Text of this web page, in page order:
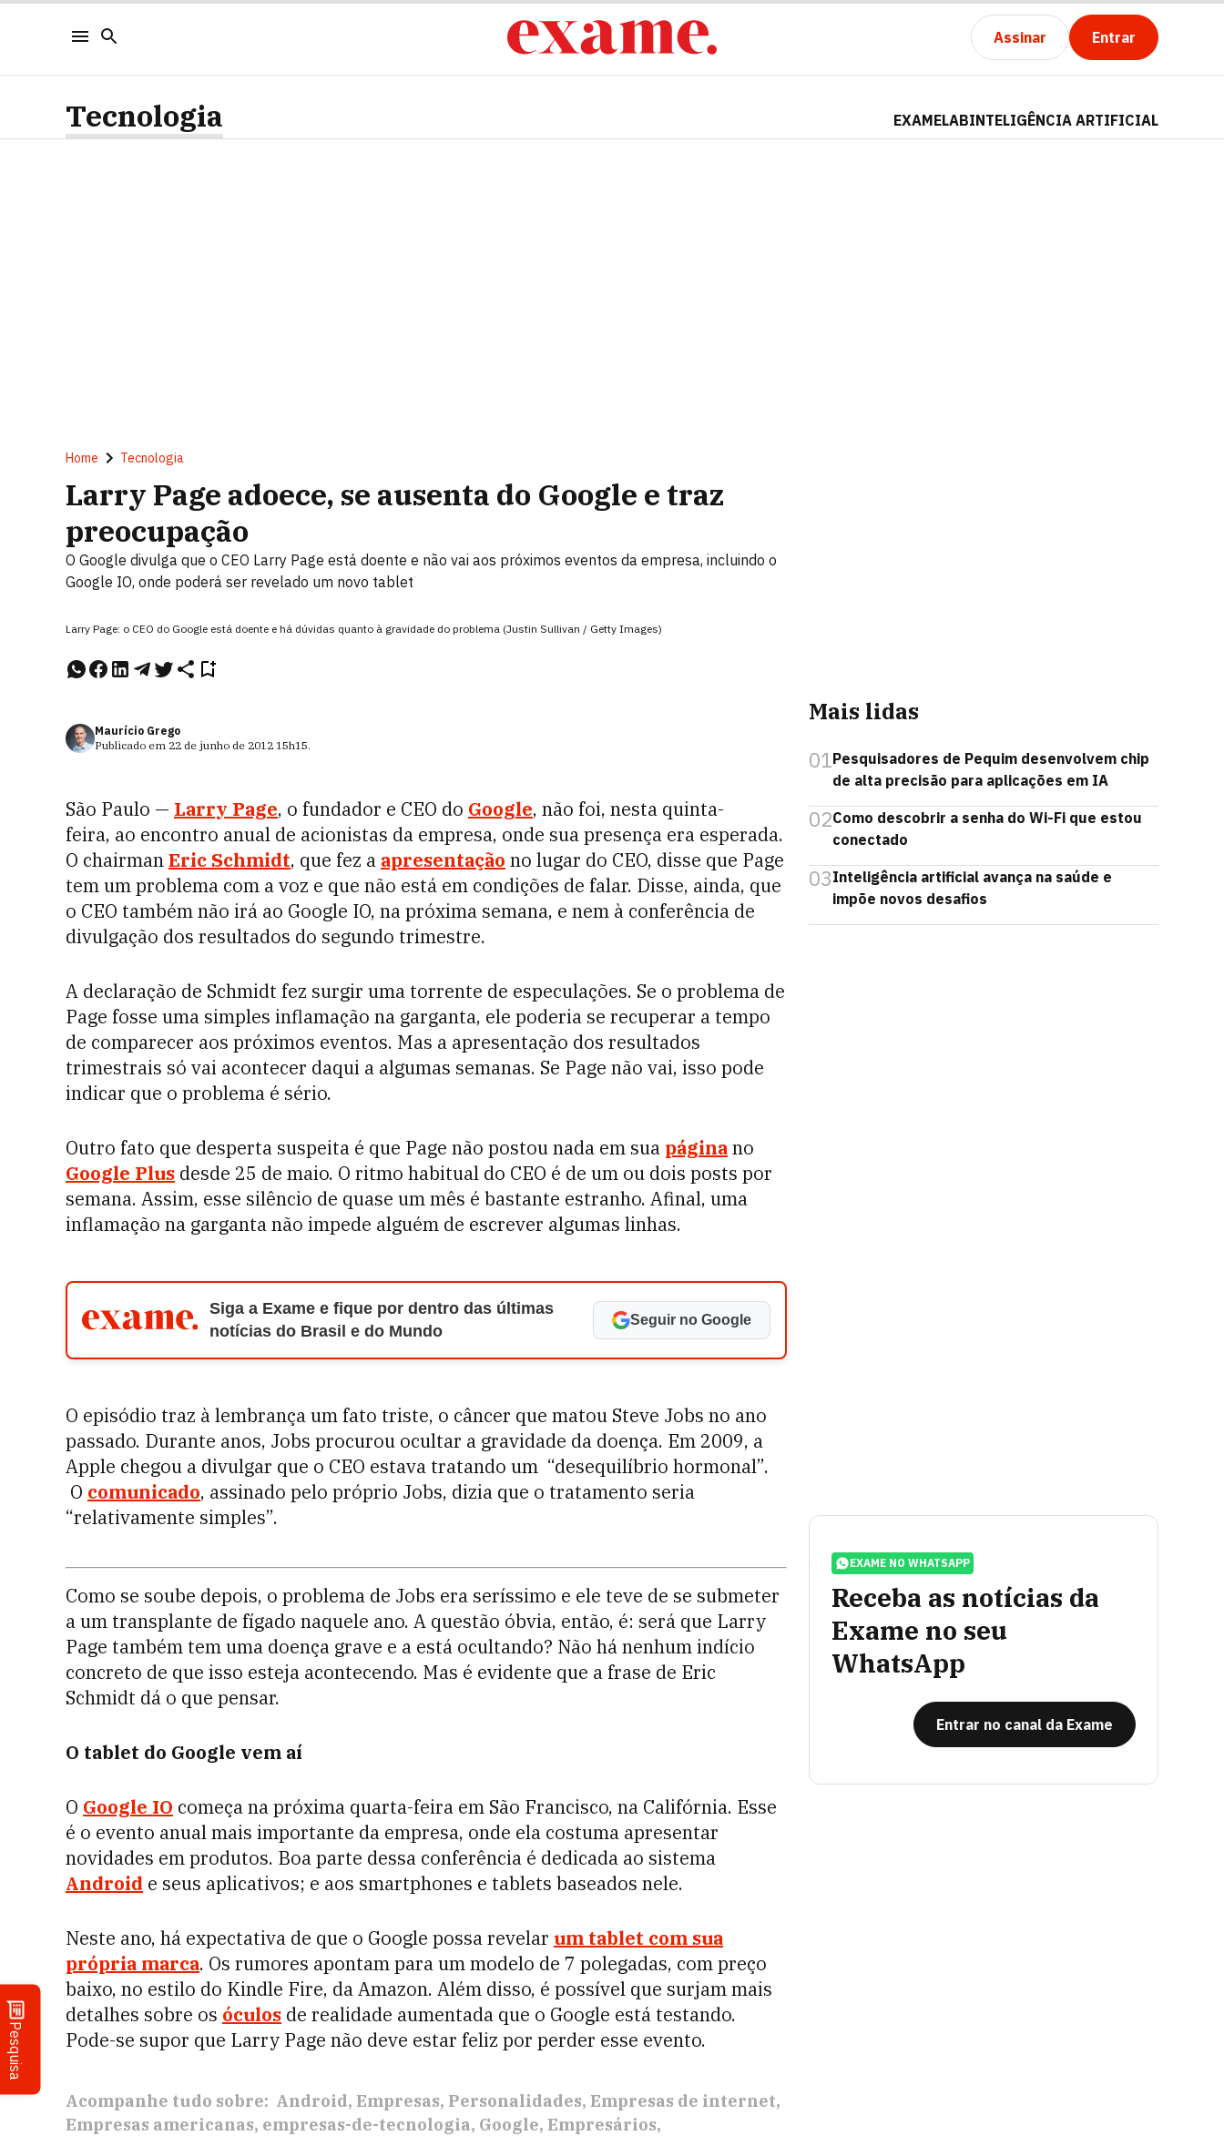
Assinar Entrar
Pesquisa
Tecnologia EXAMELABINTELIGÊNCIA ARTIFICIAL
Home Tecnologia
Larry Page adoece, se ausenta do Google e traz
preocupação
O Google divulga que o CEO Larry Page está doente e não vai aos próximos eventos da empresa, incluindo o
Google IO, onde poderá ser revelado um novo tablet
Larry Page: o CEO do Google está doente e há dúvidas quanto à gravidade do problema (Justin Sullivan / Getty Images)
Maurício Grego
Publicado em 22 de junho de 2012 15h15.
São Paulo — Larry Page, o fundador e CEO do Google, não foi, nesta quinta-
feira, ao encontro anual de acionistas da empresa, onde sua presença era esperada.
O chairmanEric Schmidt, que fez a apresentação no lugar do CEO, disse que Page
tem um problema com a voz e que não está em condições de falar. Disse, ainda, que
o CEO também não irá ao Google IO, na próxima semana, e nem à conferência de
divulgação dos resultados do segundo trimestre.
A declaração de Schmidt fez surgir uma torrente de especulações. Se o problema de
Page fosse uma simples inflamação na garganta, ele poderia se recuperar a tempo
de comparecer aos próximos eventos. Mas a apresentação dos resultados
trimestrais só vai acontecer daqui a algumas semanas. Se Page não vai, isso pode
indicar que o problema é sério.
Outro fato que desperta suspeita é que Page não postou nada em sua páginano
Google Plus desde 25 de maio. O ritmo habitual do CEO é de um ou dois posts por
semana. Assim, esse silêncio de quase um mês é bastante estranho. Afinal, uma
inflamação na garganta não impede alguém de escrever algumas linhas.
Siga a Exame e fique por dentro das últimas
notícias do Brasil e do Mundo
Seguir no Google
O episódio traz à lembrança um fato triste, o câncer que matou Steve Jobs no ano
passado. Durante anos, Jobs procurou ocultar a gravidade da doença. Em 2009, a
Apple chegou a divulgar que o CEO estava tratando um “desequilíbrio hormonal”.
O comunicado, assinado pelo próprio Jobs, dizia que o tratamento seria
“relativamente simples”.
Como se soube depois, o problema de Jobs era seríssimo e ele teve de se submeter
a um transplante de fígado naquele ano. A questão óbvia, então, é: será que Larry
Page também tem uma doença grave e a está ocultando? Não há nenhum indício
concreto de que isso esteja acontecendo. Mas é evidente que a frase de Eric
Schmidt dá o que pensar.
O tablet do Google vem aí
O Google IO começa na próxima quarta-feira em São Francisco, na Califórnia. Esse
é o evento anual mais importante da empresa, onde ela costuma apresentar
novidades em produtos. Boa parte dessa conferência é dedicada ao sistema
Android e seus aplicativos; e aos smartphones e tablets baseados nele.
Neste ano, há expectativa de que o Google possa revelar um tablet com sua
própria marca. Os rumores apontam para um modelo de 7 polegadas, com preço
baixo, no estilo do Kindle Fire, da Amazon. Além disso, é possível que surjam mais
detalhes sobre os óculos de realidade aumentada que o Google está testando.
Pode-se supor que Larry Page não deve estar feliz por perder esse evento.
Acompanhe tudo sobre: Android Empresas Personalidades Empresas de internet
Empresas americanas empresas-de-tecnologia Google Empresários
Mais lidas
01Pesquisadores de Pequim desenvolvem chip
de alta precisão para aplicações em IA
02Como descobrir a senha do Wi-Fi que estou
conectado
03Inteligência artificial avança na saúde e
impõe novos desafios
EXAME NO WHATSAPP
Receba as notícias da
Exame no seu
WhatsApp
Entrar no canal da Exame